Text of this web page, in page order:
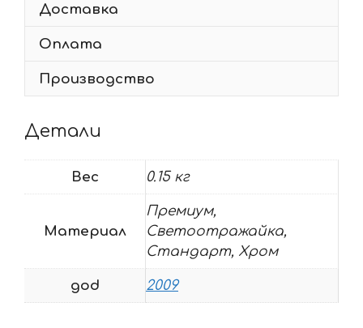
Доставка
Оплата
Производство
Детали
Вес 0.15 кг
Материал
Премиум,
Светоотражайка,
Стандарт, Хром
god 2009